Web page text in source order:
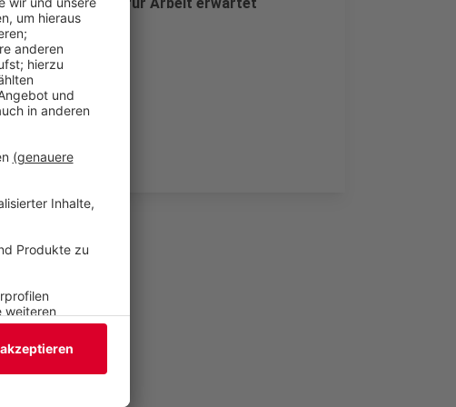
zunehmen wird.